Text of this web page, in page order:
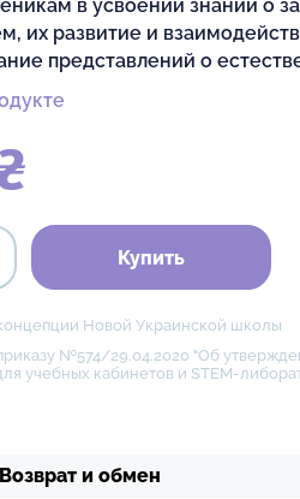
в усвоении знаний о
их развитие и
представлений о
Купить
Новой Украинской школы
№574/29.04.2020 "Об
учебных кабинетов и STEM-
Возврат и обмен